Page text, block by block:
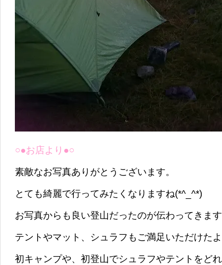
○●お店より●○
素敵なお写真ありがとうございます。
とても綺麗で行ってみたくなりますね(*^_^*)
お写真からも良い登山だったのが伝わってきま
テントやマット、シュラフもご満足いただけた
初キャンプや、初登山でシュラフやテントをど